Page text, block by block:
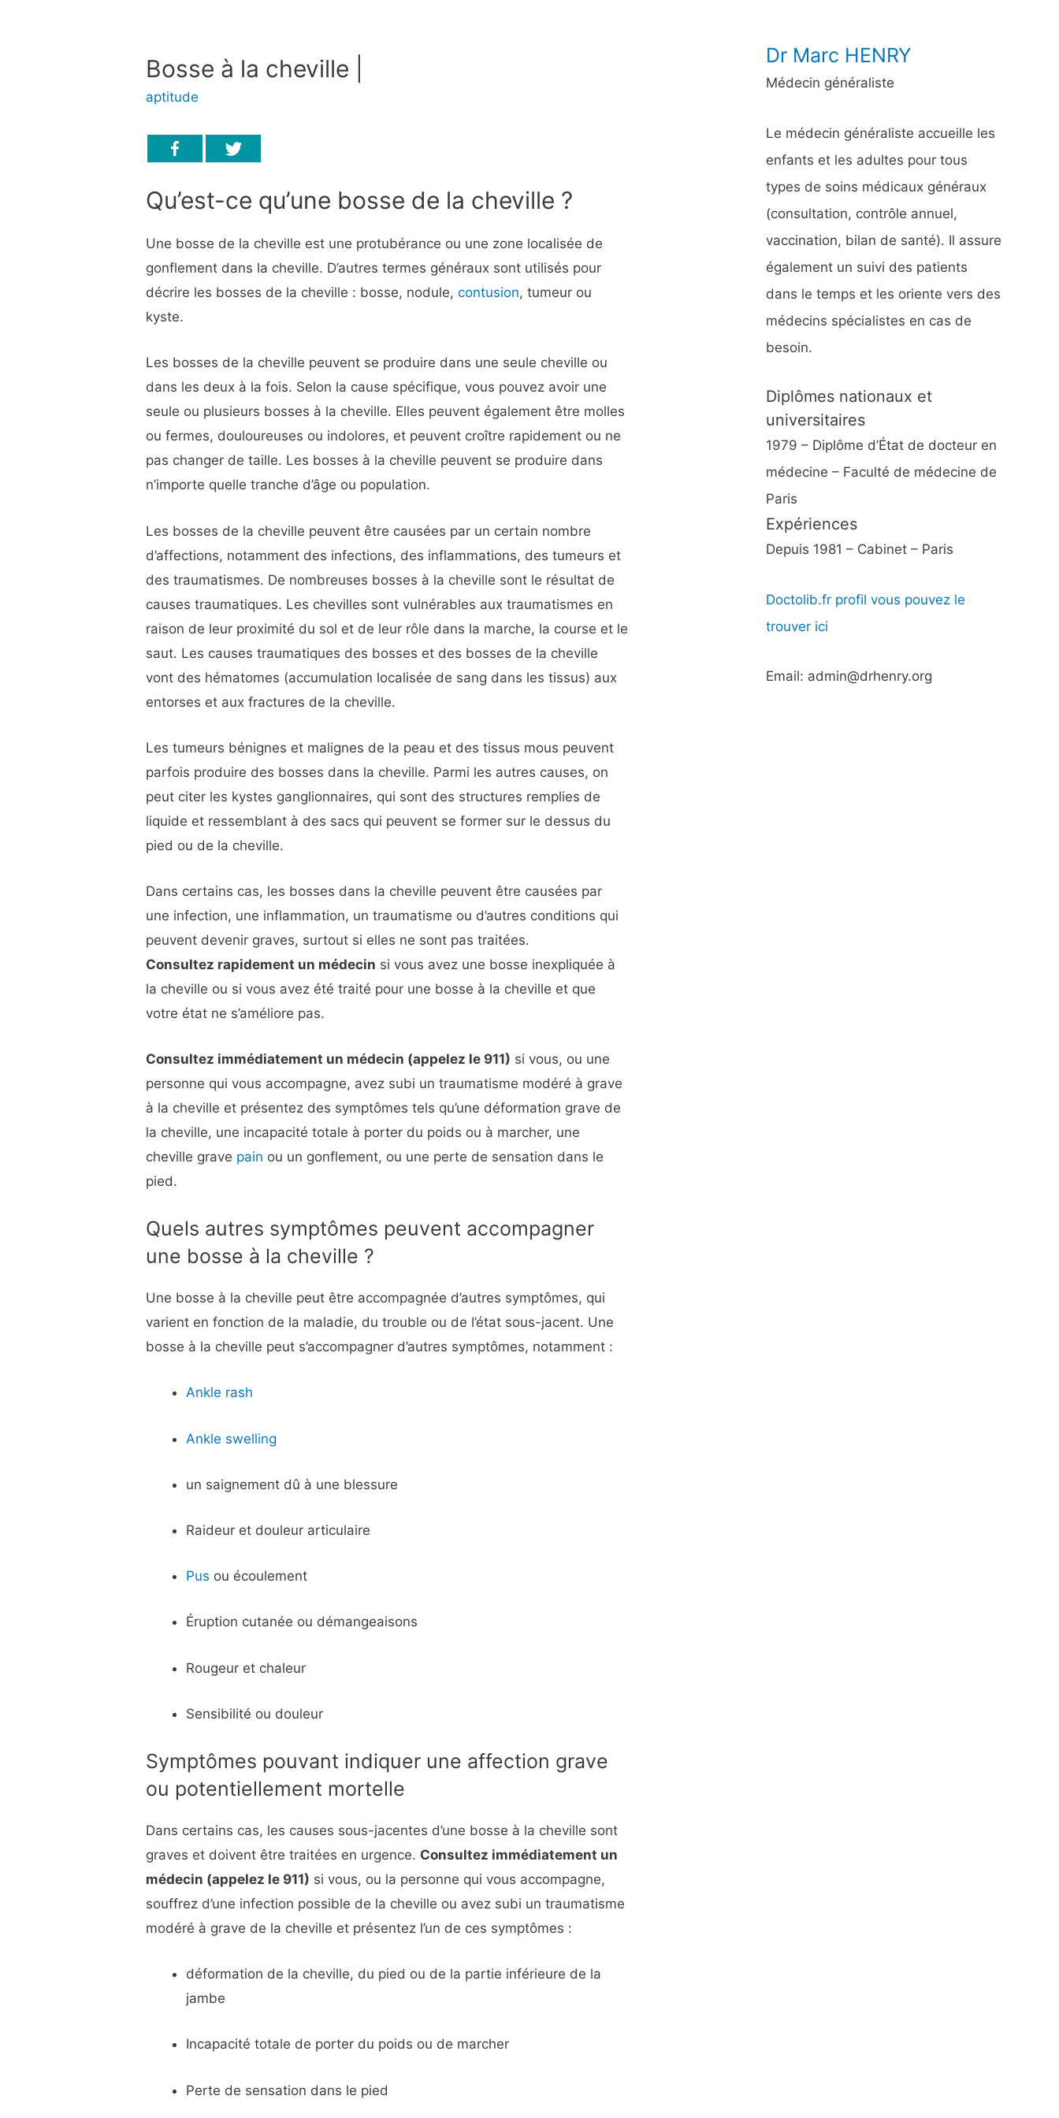
Bosse à la cheville |
aptitude
Qu’est-ce qu’une bosse de la cheville ?
Une bosse de la cheville est une protubérance ou une zone localisée de
gonflement dans la cheville. D’autres termes généraux sont utilisés pour
décrire les bosses de la cheville : bosse, nodule,contusion, tumeur ou
kyste.
Les bosses de la cheville peuvent se produire dans une seule cheville ou
dans les deux à la fois. Selon la cause spécifique, vous pouvez avoir une
seule ou plusieurs bosses à la cheville. Elles peuvent également être molles
ou fermes, douloureuses ou indolores, et peuvent croître rapidement ou ne
pas changer de taille. Les bosses à la cheville peuvent se produire dans
n’importe quelle tranche d’âge ou population.
Les bosses de la cheville peuvent être causées par un certain nombre
d’affections, notamment des infections, des inflammations, des tumeurs et
des traumatismes. De nombreuses bosses à la cheville sont le résultat de
causes traumatiques. Les chevilles sont vulnérables aux traumatismes en
raison de leur proximité du sol et de leur rôle dans la marche, la course et le
saut. Les causes traumatiques des bosses et des bosses de la cheville
vont des hématomes (accumulation localisée de sang dans les tissus) aux
entorses et aux fractures de la cheville.
Les tumeurs bénignes et malignes de la peau et des tissus mous peuvent
parfois produire des bosses dans la cheville. Parmi les autres causes, on
peut citer les kystes ganglionnaires, qui sont des structures remplies de
liquide et ressemblant à des sacs qui peuvent se former sur le dessus du
pied ou de la cheville.
Dans certains cas, les bosses dans la cheville peuvent être causées par
une infection, une inflammation, un traumatisme ou d’autres conditions qui
peuvent devenir graves, surtout si elles ne sont pas traitées.
Consultez rapidement un médecin si vous avez une bosse inexpliquée à
la cheville ou si vous avez été traité pour une bosse à la cheville et que
votre état ne s’améliore pas.
Consultez immédiatement un médecin (appelez le 911) si vous, ou une
personne qui vous accompagne, avez subi un traumatisme modéré à grave
à la cheville et présentez des symptômes tels qu’une déformation grave de
la cheville, une incapacité totale à porter du poids ou à marcher, une
cheville grave pain ou un gonflement, ou une perte de sensation dans le
pied.
Quels autres symptômes peuvent accompagner
une bosse à la cheville ?
Une bosse à la cheville peut être accompagnée d’autres symptômes, qui
varient en fonction de la maladie, du trouble ou de l’état sous-jacent. Une
bosse à la cheville peut s’accompagner d’autres symptômes, notamment :
Ankle rash
Ankle swelling
un saignement dû à une blessure
Raideur et douleur articulaire
Pus ou écoulement
Éruption cutanée ou démangeaisons
Rougeur et chaleur
Sensibilité ou douleur
Symptômes pouvant indiquer une affection grave
ou potentiellement mortelle
Dans certains cas, les causes sous-jacentes d’une bosse à la cheville sont
graves et doivent être traitées en urgence. Consultez immédiatement un
médecin (appelez le 911) si vous, ou la personne qui vous accompagne,
souffrez d’une infection possible de la cheville ou avez subi un traumatisme
modéré à grave de la cheville et présentez l’un de ces symptômes :
déformation de la cheville, du pied ou de la partie inférieure de la
jambe
Incapacité totale de porter du poids ou de marcher
Perte de sensation dans le pied
Dr Marc HENRY
Médecin généraliste
Le médecin généraliste accueille les
enfants et les adultes pour tous
types de soins médicaux généraux
(consultation, contrôle annuel,
vaccination, bilan de santé). Il assure
également un suivi des patients
dans le temps et les oriente vers des
médecins spécialistes en cas de
besoin.
Diplômes nationaux et
universitaires
1979 – Diplôme d’État de docteur en
médecine – Faculté de médecine de
Paris
Expériences
Depuis 1981 – Cabinet – Paris
Doctolib.fr profil vous pouvez le
trouver ici
Email: admin@drhenry.org